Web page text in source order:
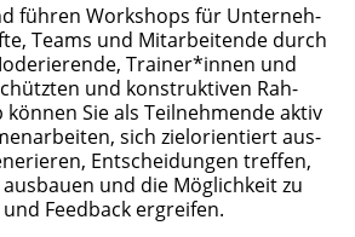
füh­ren Work­shops für Unter­neh­
Teams und Mit­ar­bei­ten­de durch
Trainer*innen und
und kon­struk­ti­ven Rah­
Sie als Teil­neh­men­de aktiv
sich ziel­ori­en­tiert aus­
Ent­schei­dun­gen tref­fen,
und die Mög­lich­keit zu
Feed­back ergreifen.